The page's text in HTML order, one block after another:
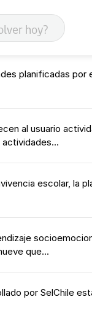
planificadas por
al usuario
escolar, la
que...
por SelChile